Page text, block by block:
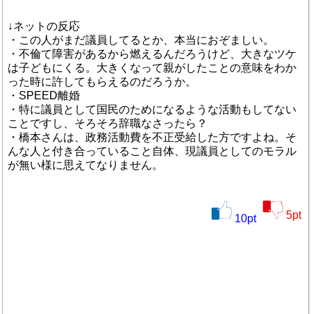
↓ネットの反応
・この人がまだ議員してるとか、本当におぞましい。
・不倫て障害があるから燃えるんだろうけど、大きなツケ
は子どもにくる。大きくなって親がしたことの意味をわか
った時に許してもらえるのだろうか。
・SPEED離婚
・特に議員として国民のためになるような活動もしてない
ことですし、そろそろ辞職なさったら？
・橋本さんは、政務活動費を不正受給した方ですよね。そ
んな人と付き合っていること自体、現議員としてのモラル
が無い様に思えてなりません。
10pt 5pt